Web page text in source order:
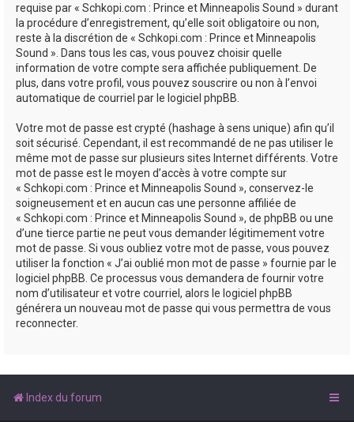
requise par « Schkopi.com : Prince et Minneapolis Sound » durant
la procédure d’enregistrement, qu’elle soit obligatoire ou non,
reste à la discrétion de « Schkopi.com : Prince et Minneapolis
Sound ». Dans tous les cas, vous pouvez choisir quelle
information de votre compte sera affichée publiquement. De
plus, dans votre profil, vous pouvez souscrire ou non à l’envoi
automatique de courriel par le logiciel phpBB.
Votre mot de passe est crypté (hashage à sens unique) afin qu’il
soit sécurisé. Cependant, il est recommandé de ne pas utiliser le
même mot de passe sur plusieurs sites Internet différents. Votre
mot de passe est le moyen d’accès à votre compte sur
« Schkopi.com : Prince et Minneapolis Sound », conservez-le
soigneusement et en aucun cas une personne affiliée de
« Schkopi.com : Prince et Minneapolis Sound », de phpBB ou une
d’une tierce partie ne peut vous demander légitimement votre
mot de passe. Si vous oubliez votre mot de passe, vous pouvez
utiliser la fonction « J’ai oublié mon mot de passe » fournie par le
logiciel phpBB. Ce processus vous demandera de fournir votre
nom d’utilisateur et votre courriel, alors le logiciel phpBB
générera un nouveau mot de passe qui vous permettra de vous
reconnecter.
Index du forum